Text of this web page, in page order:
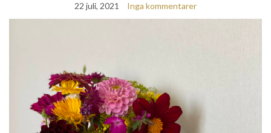
22 juli, 2021 Inga kommentarer